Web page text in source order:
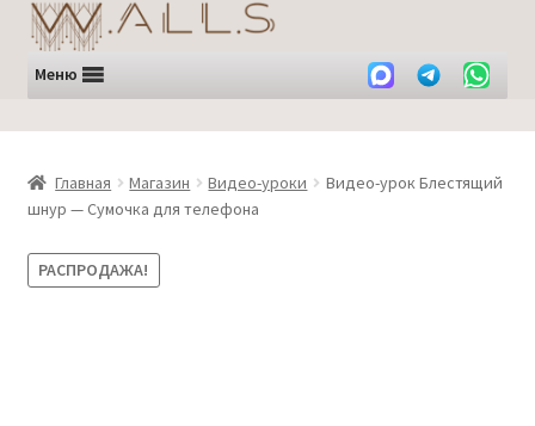
Перейти
к
навигации
Перейти
к
содержимому
Меню
Главная Магазин Видео-уроки
Видео-урок Блестящий
шнур — Сумочка для телефона
РАСПРОДАЖА!